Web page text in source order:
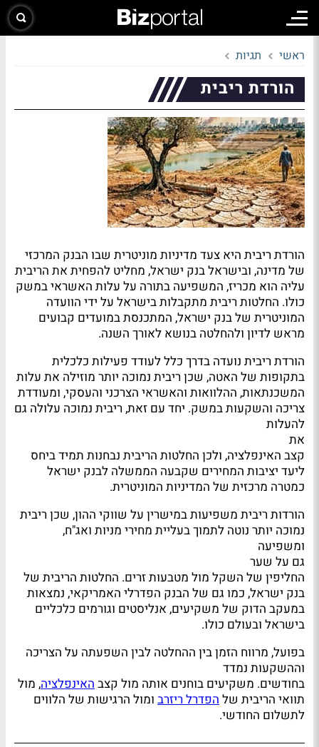
ראשי תגיות
הורדת ריבית
הורדת ריבית היא צעד מדיניות מוניטרית שבו הבנק המרכזי
של מדינה, ובישראל בנק ישראל, מחליט להפחית את הריבית
עליה הוא מכריז, המשפיעה בתורה על עלות האשראי במשק
כולו. החלטות ריבית מתקבלות בישראל על ידי הוועדה
המוניטרית של בנק ישראל, המתכנסת במועדים קבועים
מראש לדיון ולהחלטה בנושא לאורך השנה.
הורדת ריבית נועדה בדרך כלל לעודד פעילות כלכלית
בתקופות של האטה, שכן ריבית נמוכה יותר מוזילה את עלות
המשכנתאות, ההלוואות והאשראי הצרכני והעסקי, ומעודדת
צריכה והשקעות במשק. יחד עם זאת, ריבית נמוכה עלולה גם
להעלות
את
קצב האינפלציה, ולכן החלטות הריבית נבחנות תמיד ביחס
ליעד יציבות המחירים שקבעה הממשלה לבנק ישראל
כמטרה מרכזית של המדיניות המוניטרית.
הורדות ריבית משפיעות במישרין על שווקי ההון, שכן ריבית
נמוכה יותר נוטה לתמוך בעליית מחירי מניות ואג"ח,
ומשפיעה
גם על שער
החליפין של השקל מול מטבעות זרים. החלטות הריבית של
בנק ישראל, כמו גם של הבנק הפדרלי האמריקאי, נמצאות
במעקב הדוק של משקיעים, אנליסטים וגורמים כלכליים
בישראל ובעולם כולו.
בפועל, מרווח הזמן בין ההחלטה לבין השפעתה על הצריכה
וההשקעות נמדד
בחודשים. משקיעים בוחנים אותה מול קצבהאינפלציה, מול
תוואי הריבית שלהפדרל ריזרב ומול הרגישות של הלווים
לתשלום החודשי.